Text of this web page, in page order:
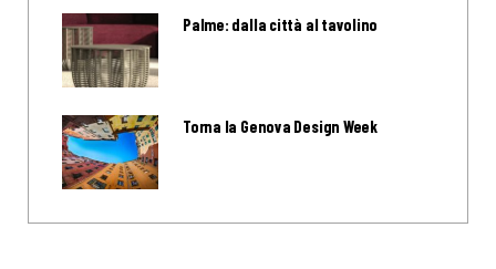
Palme: dalla città al tavolino
Torna la Genova Design Week